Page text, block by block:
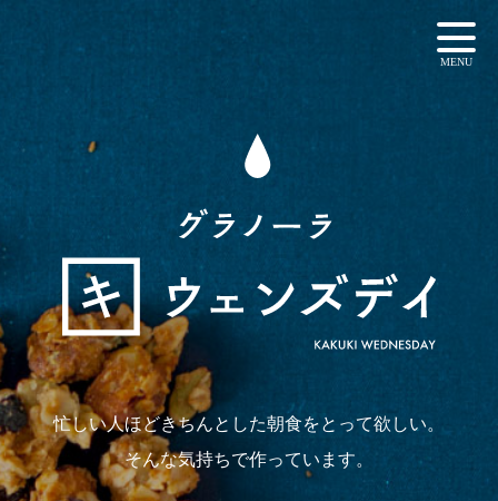
忙しい人ほどきちんとした朝食をとって欲しい。
そんな気持ちで作っています。